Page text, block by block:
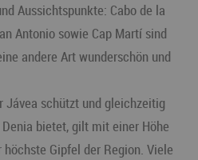
Aussichtspunkte: Cabo de la
Antonio sowie Cap Martí sind
andere Art wunderschön und
Jávea schützt und gleichzeitig
bietet, gilt mit einer Höhe
Gipfel der Region. Viele